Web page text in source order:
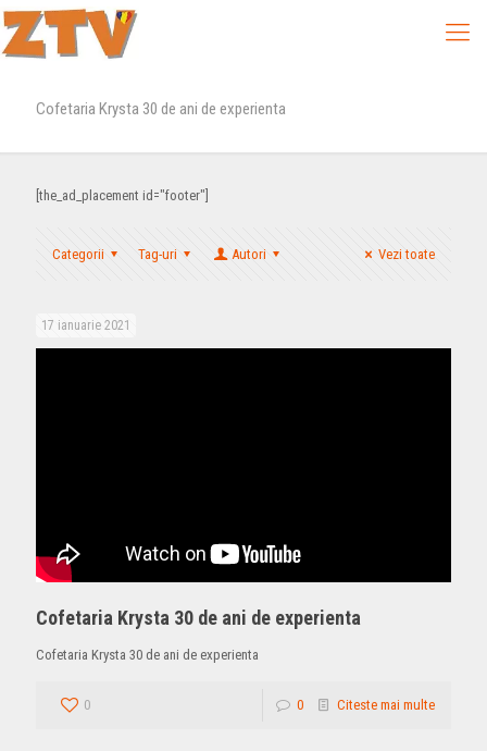
Cofetaria Krysta 30 de ani de experienta
[the_ad_placement id="footer"]
Categorii Tag-uri Autori Vezi toate
17 ianuarie 2021
Cofetaria Krysta 30 de ani de experienta
Cofetaria Krysta 30 de ani de experienta
0 0 Citeste mai multe